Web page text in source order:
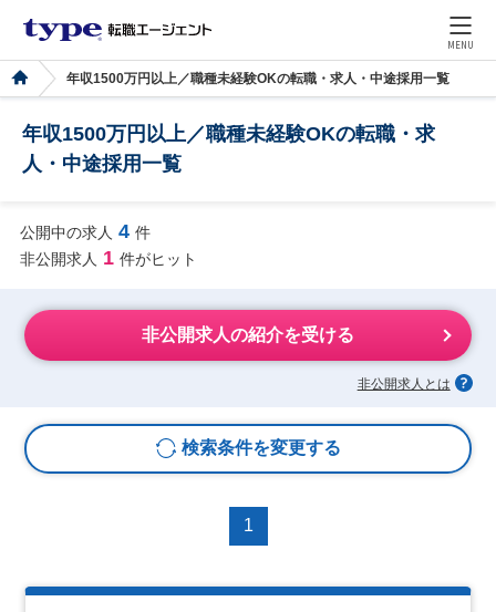
MENU
年収1500万円以上／職種未経験OKの転職・求人・中途採用一覧
年収1500万円以上／職種未経験OKの転職・求
人・中途採用一覧
公開中の求人 4 件
非公開求人 1 件がヒット
非公開求人の紹介を受ける
非公開求人とは
検索条件を変更する
1